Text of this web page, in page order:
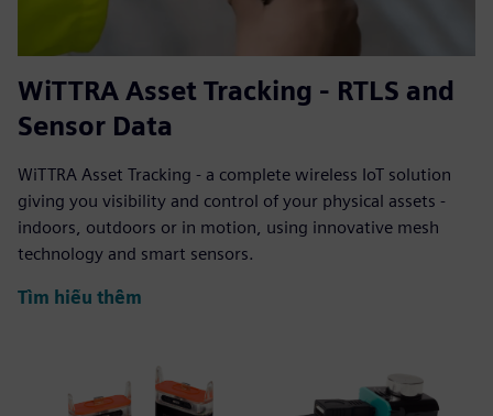
WiTTRA Asset Tracking - RTLS and
Sensor Data
WiTTRA Asset Tracking - a complete wireless IoT solution
giving you visibility and control of your physical assets -
indoors, outdoors or in motion, using innovative mesh
technology and smart sensors.
Tìm hiểu thêm